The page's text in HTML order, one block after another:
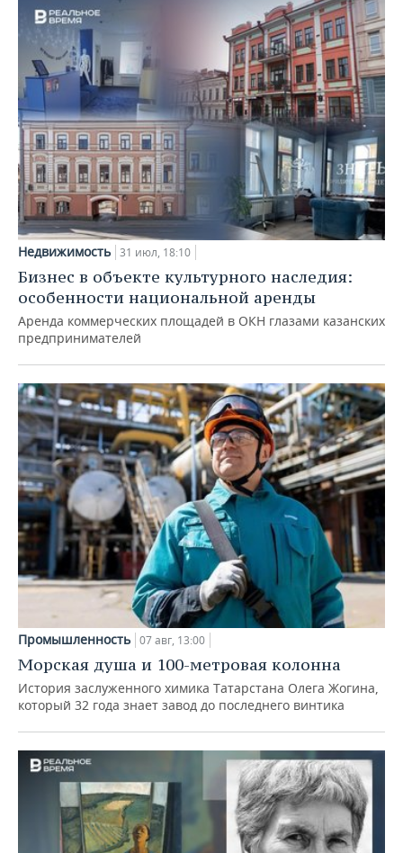
Недвижимость 31 июл, 18:10
Бизнес в объекте культурного наследия:
особенности национальной аренды
Аренда коммерческих площадей в ОКН глазами казанских
предпринимателей
Промышленность 07 авг, 13:00
Морская душа и 100-метровая колонна
История заслуженного химика Татарстана Олега Жогина,
который 32 года знает завод до последнего винтика